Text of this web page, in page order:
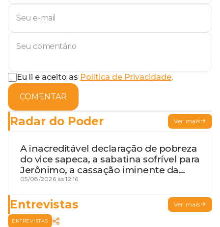
Eu li e aceito as Política de Privacidade.
COMENTAR
Radar do Poder Ver mais
A inacreditável declaração de pobreza
do vice sapeca, a sabatina sofrível para
Jerônimo, a cassação iminente da
desembargadora e a vaga do Quinto
05/08/2026 às 12:16
Entrevistas Ver mais
ENTREVISTAS